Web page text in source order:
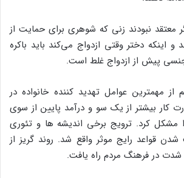
معتقد نبودند زنی که شوهری برای حمایت از
و اینکه دختر وقتی ازدواج می‌کند باید باکره
جنسی پیش از ازدواج غلط است.
مهمترین عوامل تهدید کننده خانواده در
کار بیشتر از یک سو و درآمد پایین از سوی
مشکل کرد. ترویج برخی اندیشه‌ ها و تئوری‌
قواعد رایج موثر واقع شد. روند گریز از
شدت در فرهنگ مردم راه یافت.